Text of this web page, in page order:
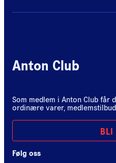
Anton Club
Som medlem i Anton Club får
ordinære varer,
BLI
Følg oss